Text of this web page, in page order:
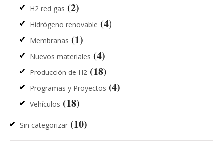
H2 red gas (2)
Hidrógeno renovable (4)
Membranas (1)
Nuevos materiales (4)
Producción de H2 (18)
Programas y Proyectos (4)
Vehículos (18)
Sin categorizar (10)